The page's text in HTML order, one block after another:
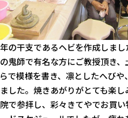
の干支であるヘビを作成しまし
鬼師で有名な方にご教授頂き
で模様を書き、凛としたへび
した。焼きあがりがとても楽
で参拝し、彩々きてやでお買い